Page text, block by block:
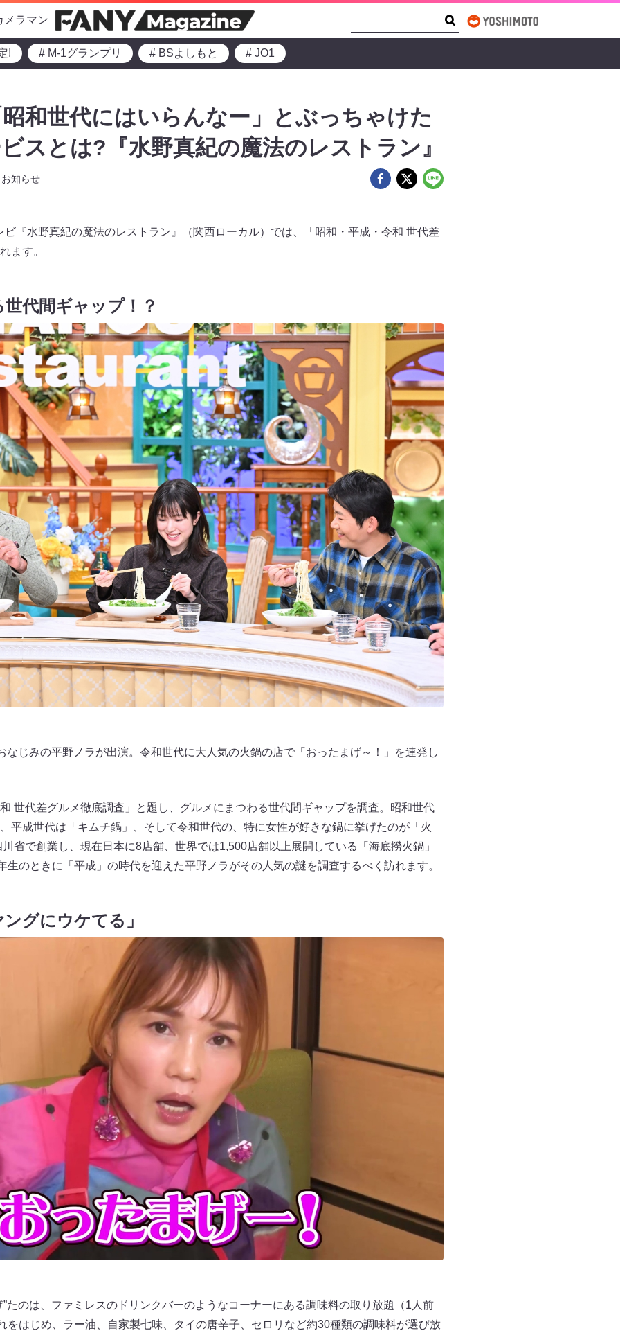
メラマン
! # M-1グランプリ # BSよしもと # JO1
和世代にはいらんなー」とぶっちゃけた
スとは?『水野真紀の魔法のレストラン』
お知らせ
『水野真紀の魔法のレストラン』（関西ローカル）では、「昭和・平成・令和 世代差
ます。
代間ギャップ！？
なじみの平野ノラが出演。令和世代に大人気の火鍋の店で「おったまげ～！」を連発し
世代差グルメ徹底調査」と題し、グルメにまつわる世代間ギャップを調査。昭和世代
平成世代は「キムチ鍋」、そして令和世代の、特に女性が好きな鍋に挙げたのが「火
省で創業し、現在日本に8店舗、世界では1,500店舗以上展開している「海底撈火鍋」
生のときに「平成」の時代を迎えた平野ノラがその人気の謎を調査するべく訪れます。
グにウケてる」
たのは、ファミレスのドリンクバーのようなコーナーにある調味料の取り放題（1人前
をはじめ、ラー油、自家製七味、タイの唐辛子、セロリなど約30種類の調味料が選び放